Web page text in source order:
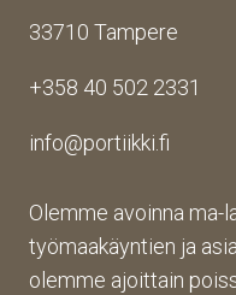
33710 Tampere
+358 40 502 2331
info@portiikki.fi
Olemme avoinna ma-
työmaakäyntien ja
olemme ajoittain